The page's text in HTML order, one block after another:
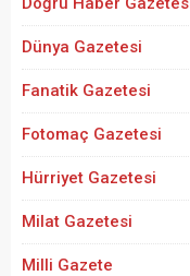
Dünya Gazetesi
Fanatik Gazetesi
Fotomaç Gazetesi
Hürriyet Gazetesi
Milat Gazetesi
Milli Gazete